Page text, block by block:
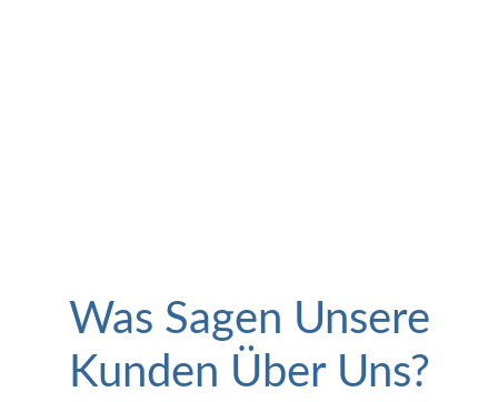
Was Sagen Unsere
Kunden Über Uns?